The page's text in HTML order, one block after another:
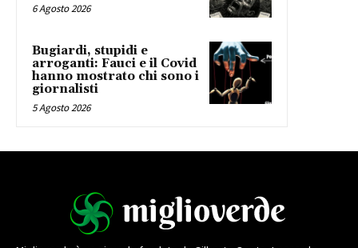
6 Agosto 2026
Bugiardi, stupidi e
arroganti: Fauci e il Covid
hanno mostrato chi sono i
giornalisti
5 Agosto 2026